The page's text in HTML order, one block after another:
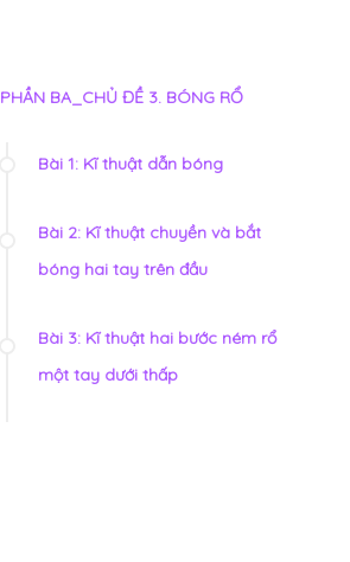
PHẦN BA_CHỦ ĐỀ 3. BÓNG RỔ
Bài 1: Kĩ thuật dẫn bóng
Bài 2: Kĩ thuật chuyền và bắt
bóng hai tay trên đầu
Bài 3: Kĩ thuật hai bước ném rổ
một tay dưới thấp